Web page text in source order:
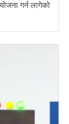
गर्न लागेको